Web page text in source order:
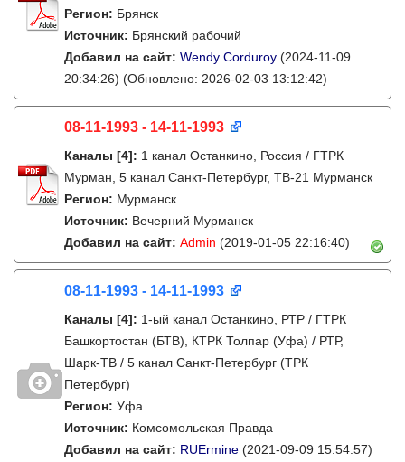
Регион: Брянск
Источник: Брянский рабочий
Добавил на сайт: Wendy Corduroy (2024-11-09
20:34:26) (Обновлено: 2026-02-03 13:12:42)
08-11-1993 - 14-11-1993
Каналы [4]: 1 канал Останкино, Россия / ГТРК
Мурман, 5 канал Санкт-Петербург, ТВ-21 Мурманск
Регион: Мурманск
Источник: Вечерний Мурманск
Добавил на сайт: Admin (2019-01-05 22:16:40)
08-11-1993 - 14-11-1993
Каналы [4]: 1-ый канал Останкино, РТР / ГТРК
Башкортостан (БТВ), КТРК Толпар (Уфа) / РТР,
Шарк-ТВ / 5 канал Санкт-Петербург (ТРК
Петербург)
Регион: Уфа
Источник: Комсомольская Правда
Добавил на сайт: RUErmine (2021-09-09 15:54:57)